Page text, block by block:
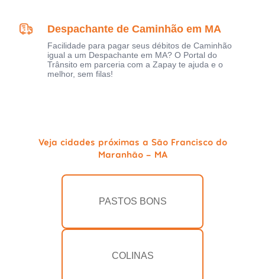
Despachante de Caminhão em MA
Facilidade para pagar seus débitos de Caminhão
igual a um Despachante em MA? O Portal do
Trânsito em parceria com a Zapay te ajuda e o
melhor, sem filas!
Veja cidades próximas a São Francisco do
Maranhão - MA
PASTOS BONS
COLINAS